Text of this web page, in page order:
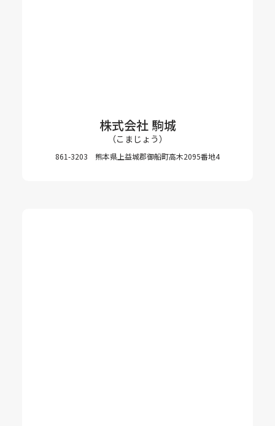
株式会社 駒城
（こまじょう）
861-3203 熊本県上益城郡御船町高木2095番地4